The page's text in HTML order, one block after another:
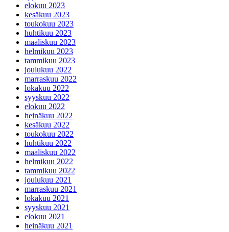
elokuu 2023
kesäkuu 2023
toukokuu 2023
huhtikuu 2023
maaliskuu 2023
helmikuu 2023
tammikuu 2023
joulukuu 2022
marraskuu 2022
lokakuu 2022
syyskuu 2022
elokuu 2022
heinäkuu 2022
kesäkuu 2022
toukokuu 2022
huhtikuu 2022
maaliskuu 2022
helmikuu 2022
tammikuu 2022
joulukuu 2021
marraskuu 2021
lokakuu 2021
syyskuu 2021
elokuu 2021
heinäkuu 2021